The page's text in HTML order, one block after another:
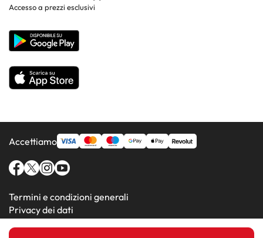
Costa de la Luz
Tutti gli hotel
Sito corporate
Accesso a prezzi esclusivi
Accettiamo
Termini e condizioni generali
Privacy dei dati